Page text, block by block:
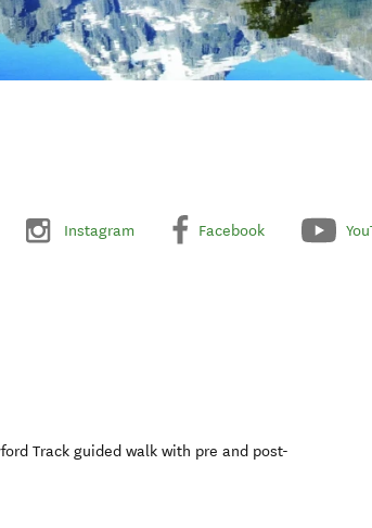
Instagram Facebook
Track guided walk with pre and post-